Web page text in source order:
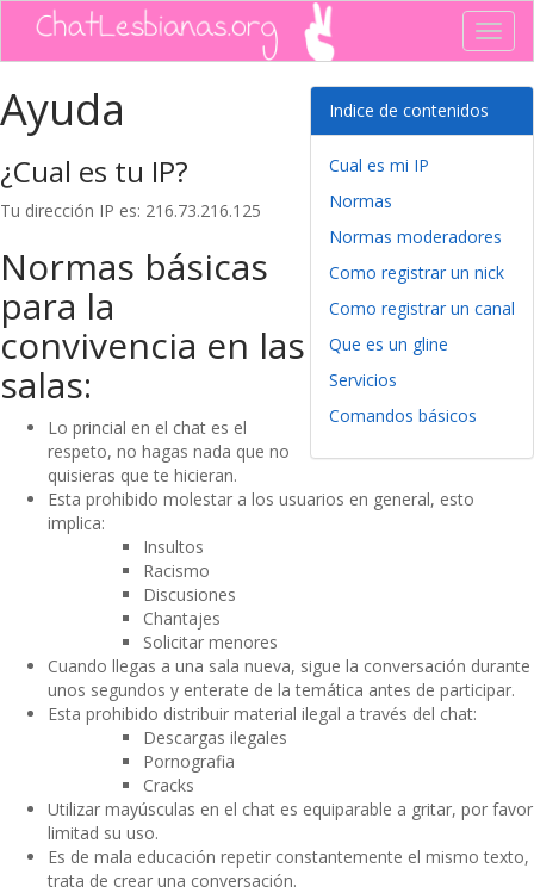
Indice de contenidos
Cual es mi IP
Normas
Normas moderadores
Como registrar un nick
Como registrar un canal
Que es un gline
Servicios
Comandos básicos
Ayuda
¿Cual es tu IP?
Tu dirección IP es: 216.73.216.125
Normas básicas
para la
convivencia en las
salas:
Lo princial en el chat es el
respeto, no hagas nada que no
quisieras que te hicieran.
Esta prohibido molestar a los usuarios en general, esto
implica:
Insultos
Racismo
Discusiones
Chantajes
Solicitar menores
Cuando llegas a una sala nueva, sigue la conversación durante
unos segundos y enterate de la temática antes de participar.
Esta prohibido distribuir material ilegal a través del chat:
Descargas ilegales
Pornografia
Cracks
Utilizar mayúsculas en el chat es equiparable a gritar, por favor
limitad su uso.
Es de mala educación repetir constantemente el mismo texto,
trata de crear una conversación.